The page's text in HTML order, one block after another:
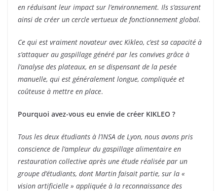
en réduisant leur impact sur l’environnement. Ils s’assurent
ainsi de créer un cercle vertueux de fonctionnement global.
Ce qui est vraiment novateur avec Kikleo, c’est sa capacité à
s’attaquer au gaspillage généré par les convives grâce à
l’analyse des plateaux, en se dispensant de la pesée
manuelle, qui est généralement longue, compliquée et
coûteuse à mettre en place.
Pourquoi avez-vous eu envie de créer KIKLEO ?
Tous les deux étudiants à l’INSA de Lyon, nous avons pris
conscience de l’ampleur du gaspillage alimentaire en
restauration collective après une étude réalisée par un
groupe d’étudiants, dont Martin faisait partie, sur la «
vision artificielle » appliquée à la reconnaissance des